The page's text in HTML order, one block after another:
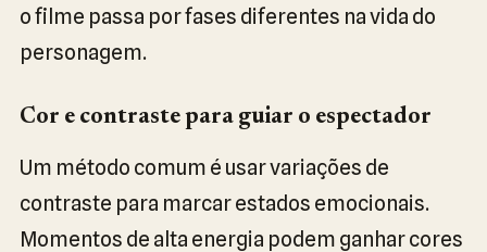
o filme passa por fases diferentes na vida do
personagem.
Cor e contraste para guiar o espectador
Um método comum é usar variações de
contraste para marcar estados emocionais.
Momentos de alta energia podem ganhar cores